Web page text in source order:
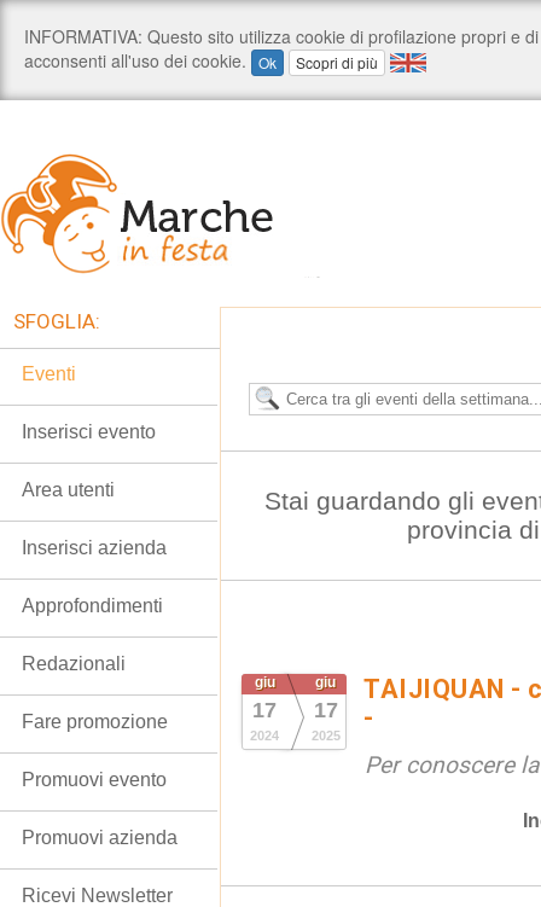
Stai guardando gli
provincia
giu
17
2024
giu
17
2025
TAIJIQUAN -
-
Per conoscere
SFOGLIA:
Eventi
Inserisci evento
Area utenti
Inserisci azienda
Approfondimenti
Redazionali
Fare promozione
Promuovi evento
Promuovi azienda
Ricevi Newsletter